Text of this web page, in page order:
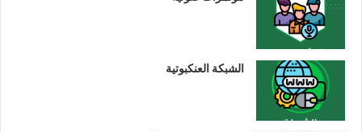
الشبكة العنكبوتية